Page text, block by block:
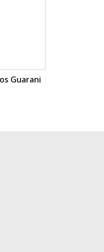
Guarani